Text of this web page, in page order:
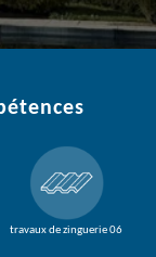
travaux de zinguerie 06